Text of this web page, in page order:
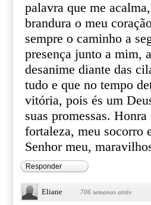
palavra que me
brandura o meu
sempre o caminho a
presença junto a mim,
desanime diante das
tudo e que no tempo
vitória, pois és um
suas promessas.
fortaleza, meu socorro
Senhor meu,
Responder
Eliane · 706 semanas atrás